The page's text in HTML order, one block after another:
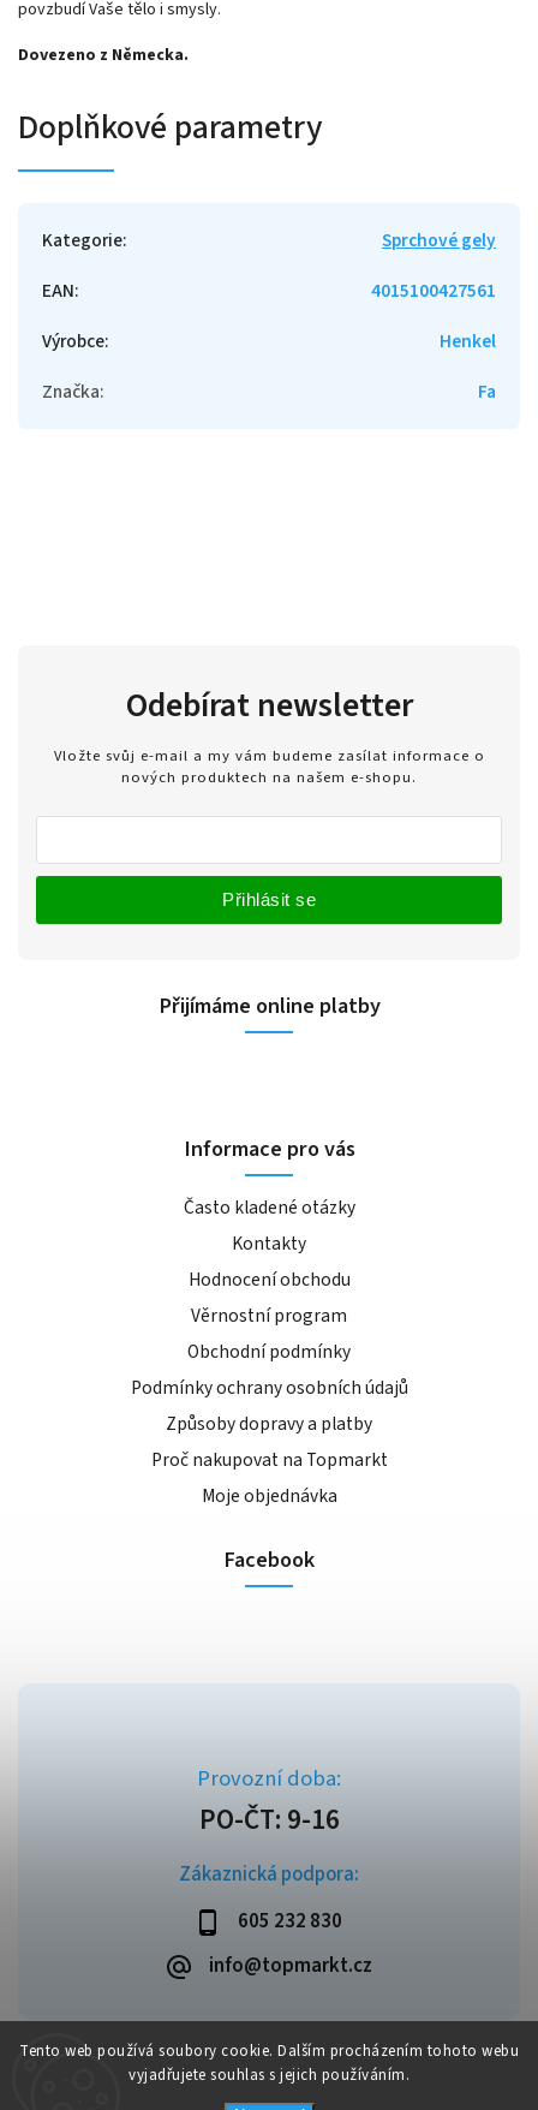
Tento web používá soubory cookie. Dalším procházením tohoto webu
vyjadřujete souhlas s jejich používáním.
povzbudí Vaše tělo i smysly.
Dovezeno z Německa.
Doplňkové parametry
Kategorie:
Sprchové gely
EAN:
4015100427561
Výrobce:
Henkel
Značka: Fa
Zákaznická podpora:
605 232 830
info@topmarkt.cz
Odebírat newsletter
Vložte svůj e-mail a my vám budeme zasílat informace o
nových produktech na našem e-shopu.
Přihlásit se
Přijímáme online platby
Informace pro vás
Často kladené otázky
Kontakty
Hodnocení obchodu
Věrnostní program
Obchodní podmínky
Podmínky ochrany osobních údajů
Způsoby dopravy a platby
Proč nakupovat na Topmarkt
Moje objednávka
Facebook
Copyright 2026 Topmarkt.cz. Všechna práva vyhrazena.
VytvořilShoptet| Design